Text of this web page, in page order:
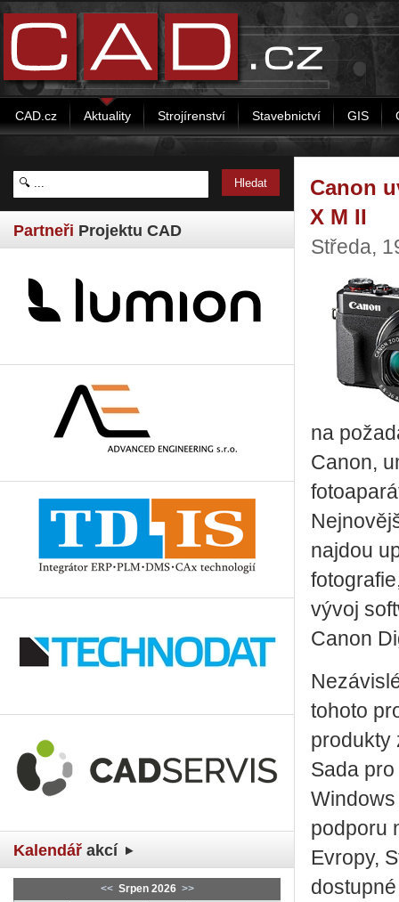
CAD.cz Aktuality Strojírenství Stavebnictví GIS
Partneři Projektu CAD
Kalendář akcí
<< Srpen 2026 >>
Canon
X M II
Středa,
na
Canon,
najdou
vývoj
Canon
tohoto
produkty
Sada
podporu
Evropy,